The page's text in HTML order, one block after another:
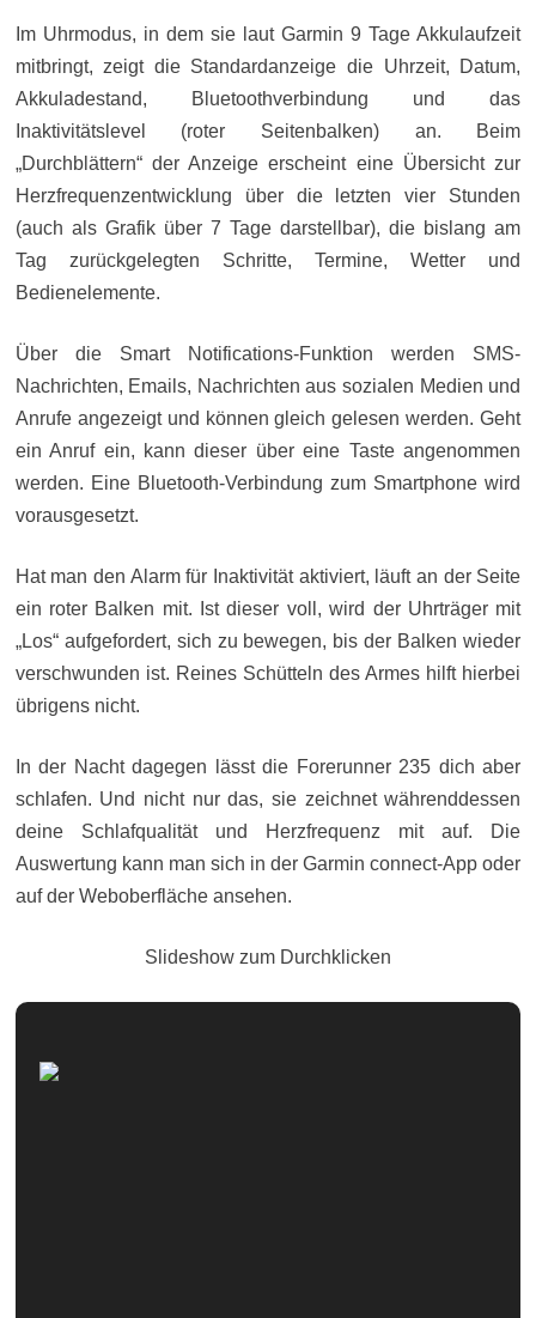
Im Uhrmodus, in dem sie laut Garmin 9 Tage Akkulaufzeit
mitbringt, zeigt die Standardanzeige die Uhrzeit, Datum,
Akkuladestand, Bluetoothverbindung und das
Inaktivitätslevel (roter Seitenbalken) an. Beim
„Durchblättern“ der Anzeige erscheint eine Übersicht zur
Herzfrequenzentwicklung über die letzten vier Stunden
(auch als Grafik über 7 Tage darstellbar), die bislang am
Tag zurückgelegten Schritte, Termine, Wetter und
Bedienelemente.
Über die Smart Notifications-Funktion werden SMS-
Nachrichten, Emails, Nachrichten aus sozialen Medien und
Anrufe angezeigt und können gleich gelesen werden. Geht
ein Anruf ein, kann dieser über eine Taste angenommen
werden. Eine Bluetooth-Verbindung zum Smartphone wird
vorausgesetzt.
Hat man den Alarm für Inaktivität aktiviert, läuft an der Seite
ein roter Balken mit. Ist dieser voll, wird der Uhrträger mit
„Los“ aufgefordert, sich zu bewegen, bis der Balken wieder
verschwunden ist. Reines Schütteln des Armes hilft hierbei
übrigens nicht.
In der Nacht dagegen lässt die Forerunner 235 dich aber
schlafen. Und nicht nur das, sie zeichnet währenddessen
deine Schlafqualität und Herzfrequenz mit auf. Die
Auswertung kann man sich in der Garmin connect-App oder
auf der Weboberfläche ansehen.
Slideshow zum Durchklicken